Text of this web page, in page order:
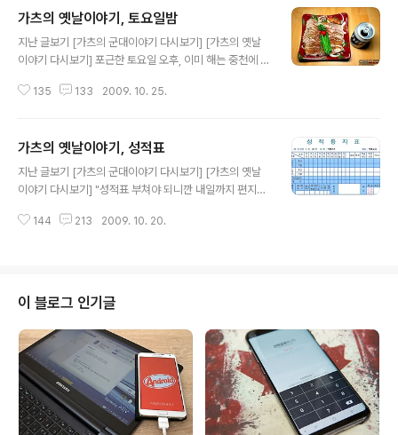
가츠의 옛날이야기, 토요일밤
지난 글보기 [가츠의 군대이야기 다시보기] [가츠의 옛날
이야기 다시보기] 포근한 토요일 오후, 이미 해는 중천에 떠
다. 이불을 돌돌 만채로 밀린 잠을 자느라 여념이 없었다.
자나? 이따가 한 잔 해야지! 넘어온나!" "아아 시러! 피곤해!
잘거야!" "나중에 후회하지 말고 온나!" "후회는 무슨! 나 빼
고 재밌게 노셈!" 대구에 사는 친한 선배가 놀자며 극성이
귀찮았다. 나는 극구 싫다며 거절하고는 전화를 끊었다. 기
135 133 2009. 10. 25.
가츠의 옛날이야기, 성적표
지난 글보기 [가츠의 군대이야기 다시보기] [가츠의 옛날
이야기 다시보기] "성적표 부쳐야 되니깐 내일까지 편지봉
때이다. 지난주에 본 기말고사 성적이 발표되었다. 공부가
교과서에 교묘히 숨긴 만화책을 보았고, 쉬는 시간이 치면
친구들과 모여 판치기라 불리우는 동전 따먹기를 하며 즐
거운 나날을 보냈다. 당연히 성적이 잘 나올리가 없었다. 시
시각각 교실로 배달되는 과목별 성적을 확인하며 한숨을
쉬었지만, 이미 후회하기에는 너무 늦었다. 대충 종합해보
니, 중간고사보다 석차가 현저히 ..
144 213 2009. 10. 20.
이 블로그 인기글